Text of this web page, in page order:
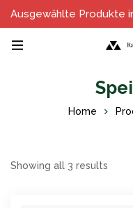
Ausgewählte Produkte
Home
Showing all 3 results